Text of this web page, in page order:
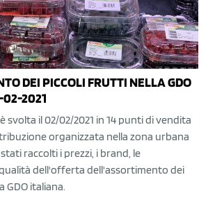
DEI PICCOLI FRUTTI NELLA GDO
02-2021
svolta il 02/02/2021 in 14 punti di vendita
organizzata nella zona urbana
raccolti i prezzi, i brand, le
dell'offerta dell'assortimento dei
GDO italiana.